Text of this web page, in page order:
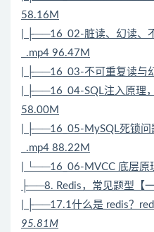
58.16M
| ├──16_02-脏读、幻读、
_.mp4 96.47M
| ├──16_03-不可重复读与
| ├──16_04-SQL注入原理
58.00M
| ├──16_05-MySQL死锁
_.mp4 88.22M
| └──16_06-MVCC 底层原
├──8. Redis ，常见题型【
| ├──17.1什么是 redis？
95.81M